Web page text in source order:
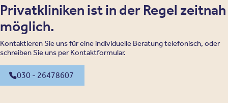
Privatkliniken ist in der Regel zeitnah
möglich.
Kontaktieren Sie uns für eine individuelle Beratung telefonisch, oder
schreiben Sie uns per Kontaktformular.
030 - 26478607